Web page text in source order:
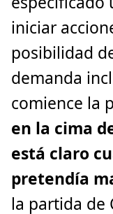
iniciar
posibilidad
demanda
comience la
en la cima
está claro
pretendía
la partida de